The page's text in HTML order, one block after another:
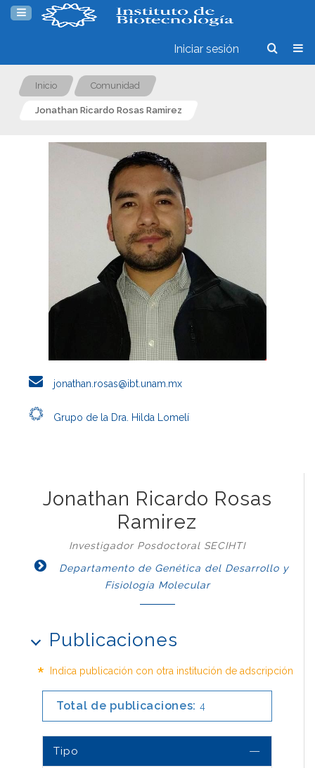
Iniciar sesión
Inicio Comunidad
Jonathan Ricardo Rosas Ramirez
jonathan.rosas@ibt.unam.mx
Grupo de la Dra. Hilda Lomelí
Jonathan Ricardo Rosas
Ramirez
Investigador Posdoctoral SECIHTI
Departamento de Genética del Desarrollo y
Fisiología Molecular
Publicaciones
* Indica publicación con otra institución de adscripción
Total de publicaciones: 4
Tipo